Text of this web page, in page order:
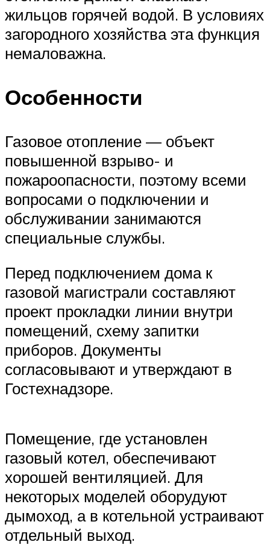
жильцов горячей водой. В условиях
загородного хозяйства эта функция
немаловажна.
Особенности
Газовое отопление — объект
повышенной взрыво- и
пожароопасности, поэтому всеми
вопросами о подключении и
обслуживании занимаются
специальные службы.
Перед подключением дома к
газовой магистрали составляют
проект прокладки линии внутри
помещений, схему запитки
приборов. Документы
согласовывают и утверждают в
Гостехнадзоре.
Помещение, где установлен
газовый котел, обеспечивают
хорошей вентиляцией. Для
некоторых моделей оборудуют
дымоход, а в котельной устраивают
отдельный выход.